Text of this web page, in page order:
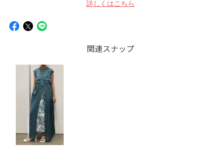
詳しくはこちら
関連スナップ